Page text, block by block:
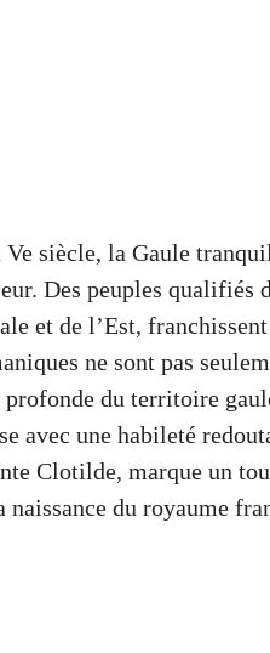
siècle, la Gaule
Des peuples qualifiés
et de l’Est,
ne sont pas
du territoire
avec une habileté
Clotilde, marque un
naissance du royaume